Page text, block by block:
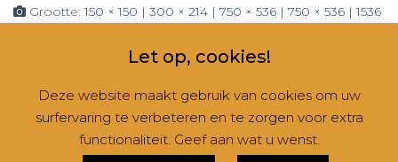
Grootte:150 × 150 | 300 × 214 | 750 × 536 | 750 × 536 | 1536
CONTACT NIEUWSBRIEVEN RUBRIEKEN
Hestia | Ontwikkeld doorThemeIsle
Let op, cookies!
Deze website maakt gebruik van cookies om uw
surfervaring te verbeteren en te zorgen voor extra
functionaliteit. Geef aan wat u wenst.